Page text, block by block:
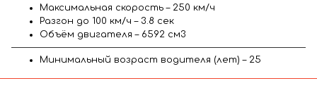
Максимальная скорость – 250 км/ч
Разгон до 100 км/ч – 3.8 сек
Объём двигателя – 6592 см3
Минимальный возраст водителя (лет) – 25